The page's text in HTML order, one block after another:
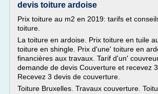
devis toiture ardoise
Prix toiture au m2 en 2019: tarifs et
toiture.
La toiture en ardoise. Prix toiture en tuile
toiture en shingle. Prix d'une' toiture en
financières aux travaux. Tarif d'un'
demande de devis Couverture et recevez
Recevez 3 devis de couverture.
Toiture Bruxelles. Travaux couverture.